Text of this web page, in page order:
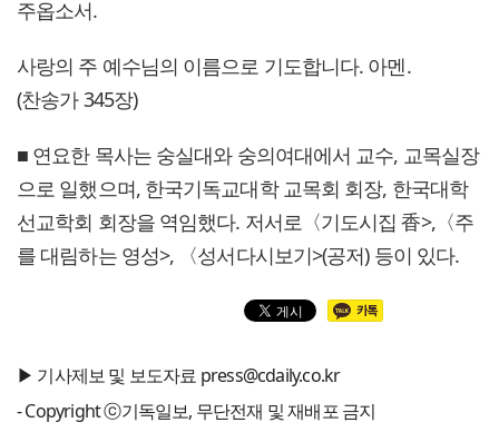
주옵소서.
사랑의 주 예수님의 이름으로 기도합니다. 아멘.
(찬송가 345장)
■ 연요한 목사는 숭실대와 숭의여대에서 교수, 교목실장
으로 일했으며, 한국기독교대학 교목회 회장, 한국대학
선교학회 회장을 역임했다. 저서로〈기도시집 香>,〈주
를 대림하는 영성>, 〈성서다시보기>(공저) 등이 있다.
▶ 기사제보 및 보도자료 press@cdaily.co.kr
- Copyright ⓒ기독일보, 무단전재 및 재배포 금지